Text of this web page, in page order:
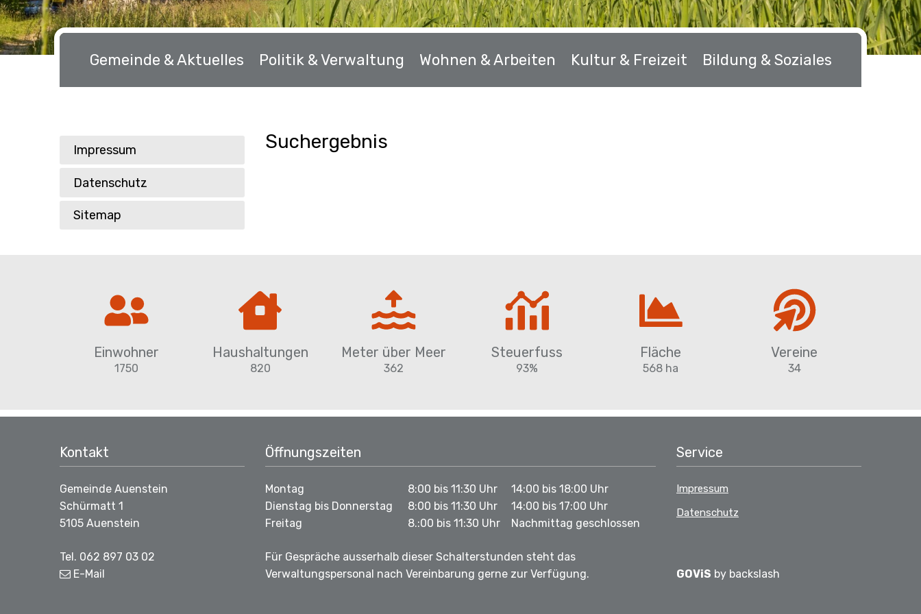
Hauptnavigation
Gemeinde & Aktuelles Politik & Verwaltung Wohnen & Arbeiten Kultur & Freizeit Bildung & Soziales
Suchergebnis
Sie befinden sich hier:
Service
Impressum
Datenschutz
Sitemap
Schnellzugriff
Einwohner
1750
Haushaltungen
820
Meter über Meer
362
Steuerfuss
93%
Fläche
568 ha
Vereine
34
Footer
Kontakt
Gemeinde Auenstein
Schürmatt 1
5105 Auenstein
Tel. 062 897 03 02
E-Mail
Öffnungszeiten
Montag 8:00 bis 11:30 Uhr
14:00 bis 18:00 Uhr
Dienstag bis Donnerstag
8:00 bis 11:30 Uhr
14:00 bis 17:00 Uhr
Freitag
8.:00 bis 11:30 Uhr Nachmittag geschlossen
Für Gespräche ausserhalb dieser Schalterstunden steht das
Verwaltungspersonal nach Vereinbarung gerne zur Verfügung.
Service
Impressum
Datenschutz
GOViS by backslash